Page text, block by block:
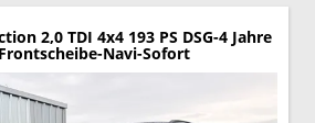
2,0 TDI 4x4 193 PS DSG-4 Jahre
Navi-Sofort